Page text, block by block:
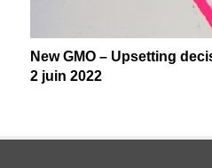
New GMO – Upsetting
2 juin 2022